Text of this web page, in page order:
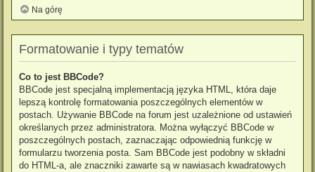
Na górę
Formatowanie i typy tematów
Co to jest BBCode?
BBCode jest specjalną implementacją języka HTML, która daje
lepszą kontrolę formatowania poszczególnych elementów w
postach. Używanie BBCode na forum jest uzależnione od ustawień
określanych przez administratora. Można wyłączyć BBCode w
poszczególnych postach, zaznaczając odpowiednią funkcję w
formularzu tworzenia posta. Sam BBCode jest podobny w składni
do HTML-a, ale znaczniki zawarte są w nawiasach kwadratowych